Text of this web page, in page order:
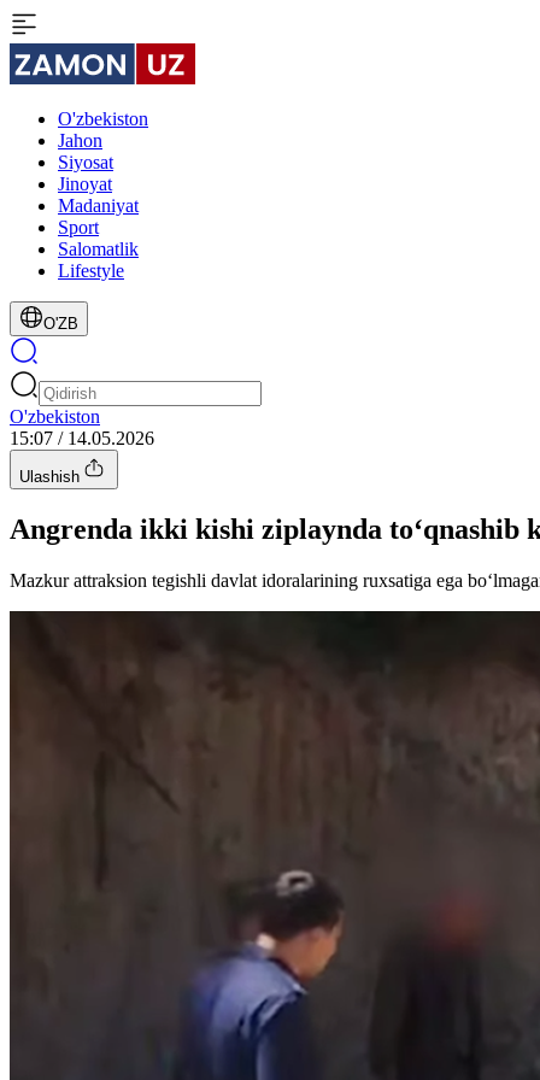
O'zbekiston
Jahon
Siyosat
Jinoyat
Madaniyat
Sport
Salomatlik
Lifestyle
O'ZB
O'zbekiston
15:07 / 14.05.2026
Ulashish
Angrenda ikki kishi ziplaynda to‘qnashib
Mazkur attraksion tegishli davlat idoralarining ruxsatiga ega